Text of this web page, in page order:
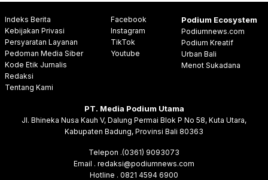
Indeks Berita
Kebijakan Privasi
Persyaratan Layanan
Pedoman Media Siber
Kode Etik Jurnalis
Redaksi
Tentang Kami
Facebook
Instagram
TikTok
Youtube
Podium Ecosystem
Podiumnews.com
Podium Kreatif
Urban Bali
Menot Sukadana
PT. Media Podium Utama
Jl. Bhineka Nusa Kauh V, Dalung Permai Blok P No 58, Kuta Utara,
Kabupaten Badung, Provinsi Bali 80363
Telepon .(0361) 9093073
Email . redaksi@podiumnews.com
Hotline . 0821 4594 6900